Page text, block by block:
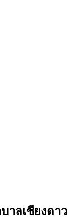
าลเชียงดาว